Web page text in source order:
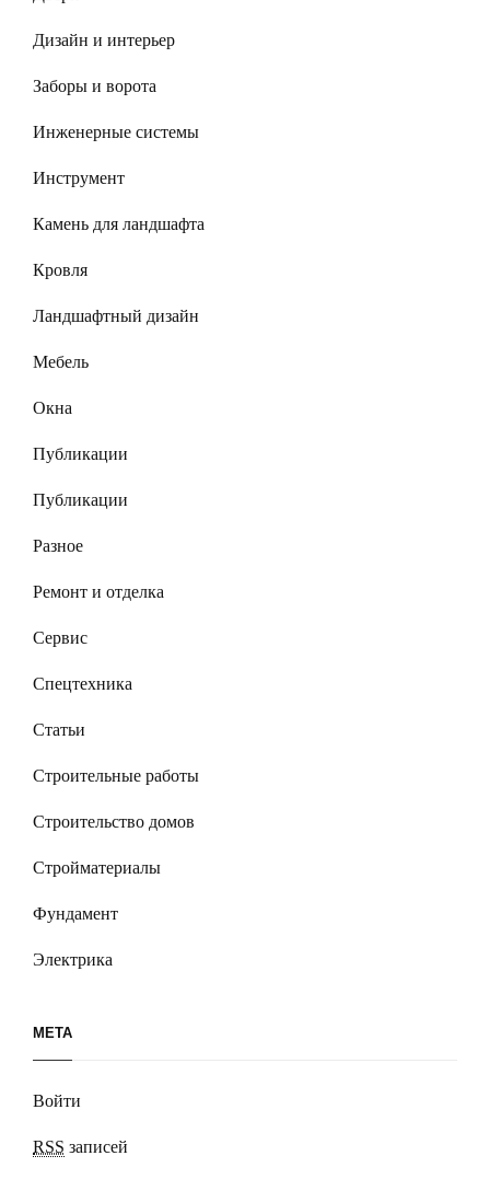
Дизайн и интерьер
Заборы и ворота
Инженерные системы
Инструмент
Камень для ландшафта
Кровля
Ландшафтный дизайн
Мебель
Окна
Публикации
Публикации
Разное
Ремонт и отделка
Сервис
Спецтехника
Статьи
Строительные работы
Строительство домов
Стройматериалы
Фундамент
Электрика
МЕТА
Войти
RSS записей